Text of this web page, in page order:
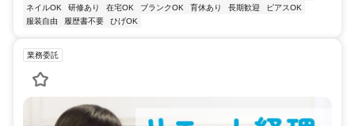
ネイルOK
研修あり 在宅OK ブランクOK 育休あり 長期歓迎
ピアスOK
服装自由
履歴書不要 ひげOK
業務委託